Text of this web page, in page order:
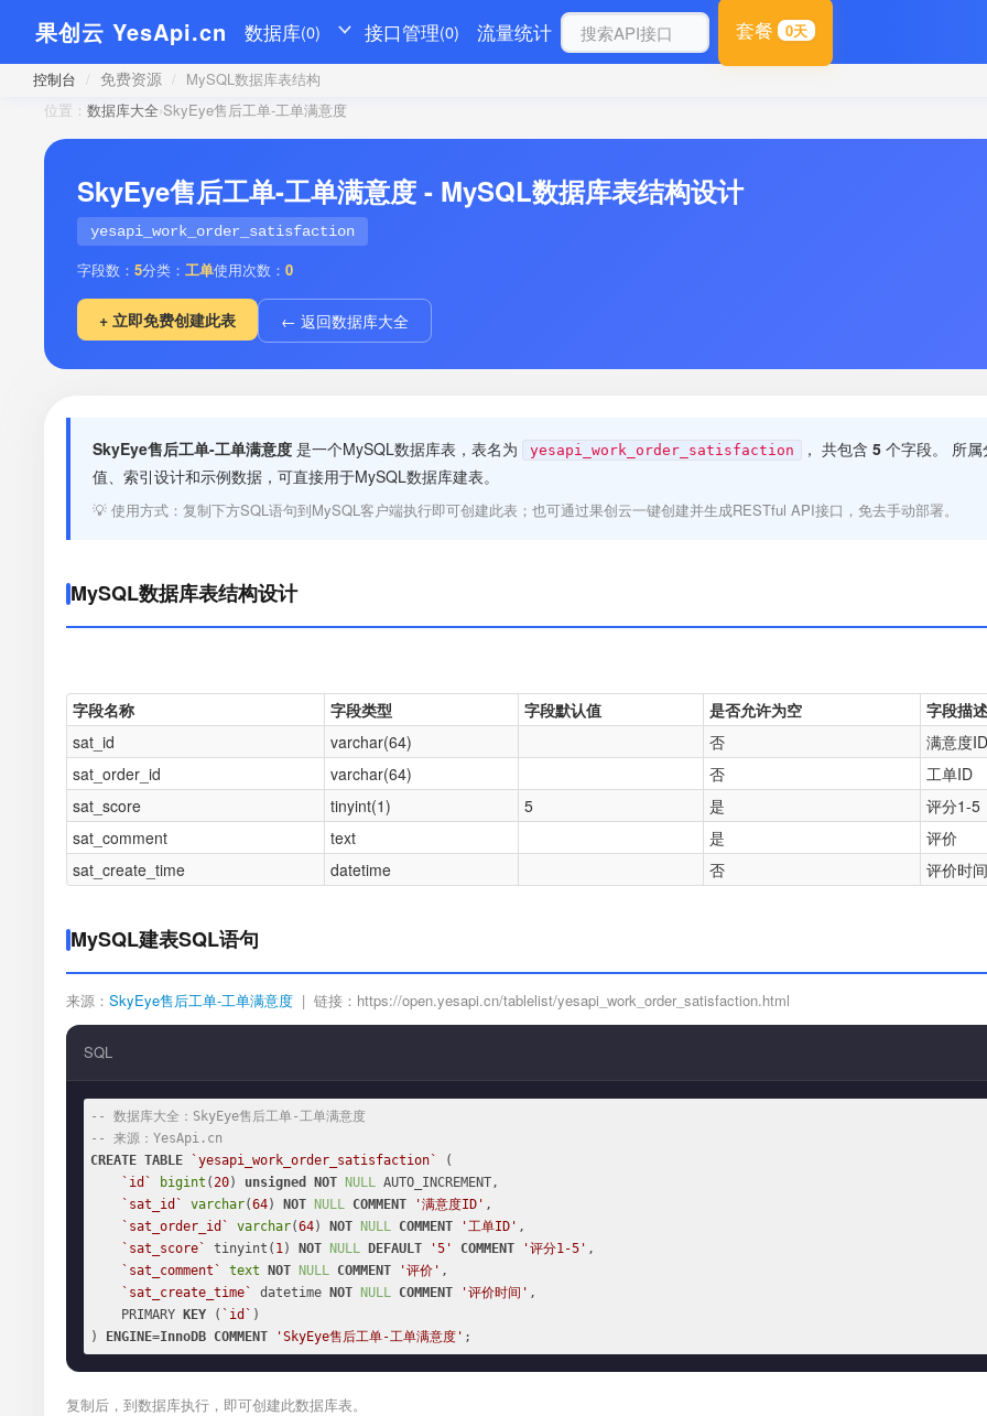
果创云 YesApi.cn 数据库(0) 接口管理(0) 流量统计 套餐 0天
控制台 / 免费资源 / MySQL数据库表结构
位置： 数据库大全›SkyEye售后工单-工单满意度
SkyEye售后工单-工单满意度 - MySQL数据库表结构设计
yesapi_work_order_satisfaction
字段数： 5分类： 工单使用次数： 0
+ 立即免费创建此表 ← 返回数据库大全
SkyEye售后工单-工单满意度 是一个MySQL数据库表，表名为 yesapi_work_order_satisfaction ， 共包含 5 个字段。 所
值、索引设计和示例数据，可直接用于MySQL数据库建表。
💡 使用方式：复制下方SQL语句到MySQL客户端执行即可创建此表；也可通过果创云一键创建并生成RESTful API接口，免去手动部署。
MySQL数据库表结构设计
字段名称 字段类型 字段默认值 是否允许为空
字段描述
sat_id
varchar(64) 否
满意度ID
sat_order_id
varchar(64) 否
工单ID
sat_score
tinyint(1) 5 是
评分1-5
sat_comment
text 是
评价
sat_create_time
datetime 否 评价时间
MySQL建表SQL语句
来源： SkyEye售后工单-工单满意度 | 链接：https://open.yesapi.cn/tablelist/yesapi_work_order_satisfaction.html
SQL
-- 数据库大全：SkyEye售后工单-工单满意度
-- 来源：YesApi.cn
CREATE TABLE `yesapi_work_order_satisfaction`
(
`id`
bigint (20) unsigned NOT NULL AUTO_INCREMENT,
`sat_id`
varchar(64) NOT NULL COMMENT '满意度ID' ,
`sat_order_id`
varchar(64) NOT NULL COMMENT '工单ID' ,
`sat_score`
tinyint( 1) NOT NULL DEFAULT '5' COMMENT '评分1-5' ,
`sat_comment`
text NOT NULL COMMENT '评价' ,
`sat_create_time`
datetime NOT NULL COMMENT '评价时间' ,
    PRIMARY
KEY ( `id` )
)
ENGINE=InnoDB COMMENT 'SkyEye售后工单-工单满意度' ;
复制后，到数据库执行，即可创建此数据库表。